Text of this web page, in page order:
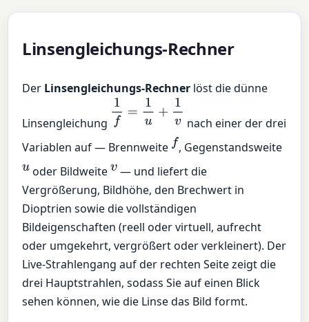
Linsengleichungs-Rechner
Der Linsengleichungs-Rechner löst die dünne
Linsengleichung
1f 1u +1
nach einer der drei
Variablen auf — Brennweite f , Gegenstandsweite
u oder Bildweitev— und liefert die
Vergrößerung, Bildhöhe, den Brechwert in
Dioptrien sowie die vollständigen
Bildeigenschaften (reell oder virtuell, aufrecht
oder umgekehrt, vergrößert oder verkleinert). Der
Live-Strahlengang auf der rechten Seite zeigt die
drei Hauptstrahlen, sodass Sie auf einen Blick
sehen können, wie die Linse das Bild formt.